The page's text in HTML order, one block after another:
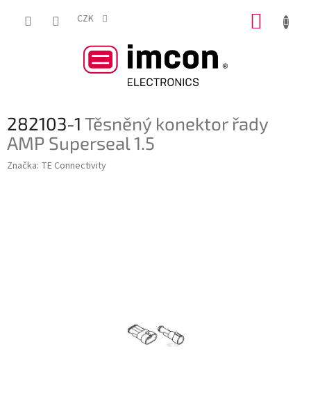
CZK
282103-1 Těsněný konektor řady
AMP Superseal 1.5
Značka: TE Connectivity